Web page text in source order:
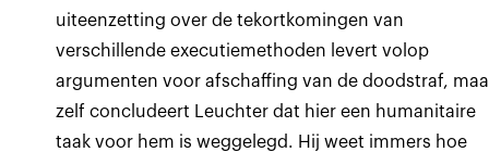
uiteenzetting over de tekortkomingen van
verschillende executiemethoden levert volop
argumenten voor afschaffing van de doodstraf,
zelf concludeert Leuchter dat hier een humanitaire
taak voor hem is weggelegd. Hij weet immers hoe